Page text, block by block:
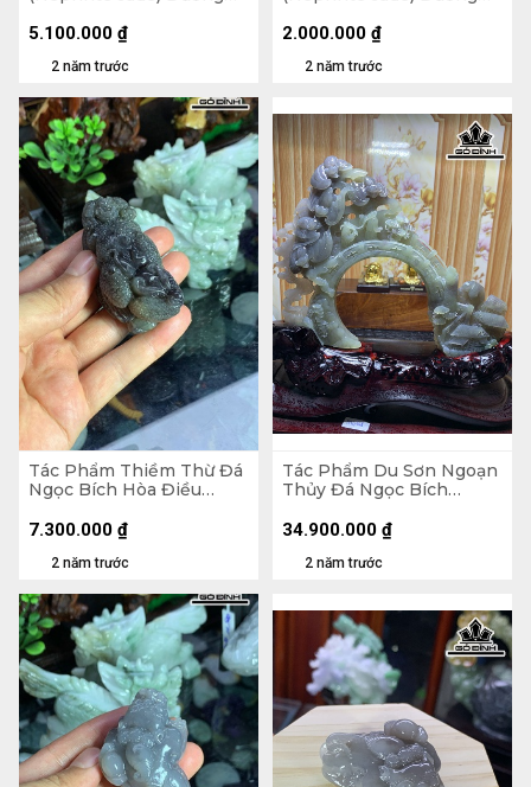
2 năm trước
5.100.000 ₫
2 năm trước
2.000.000 ₫
Tác Phẩm Thiềm Thừ Đá
Ngọc Bích Hòa Điều
Ngang 33 Sâu 33,9 (mm)
2 năm trước
7.300.000 ₫
Tác Phẩm Du Sơn Ngoạn
Thủy Đá Ngọc Bích
Ngang 149 Sâu 14,1 (mm)
2 năm trước
34.900.000 ₫